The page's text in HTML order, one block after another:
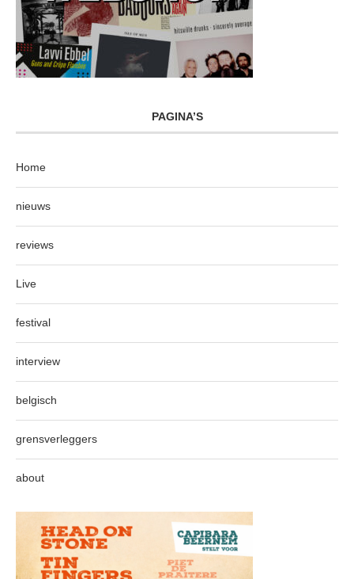
PAGINA’S
Home
nieuws
reviews
Live
festival
interview
belgisch
grensverleggers
about